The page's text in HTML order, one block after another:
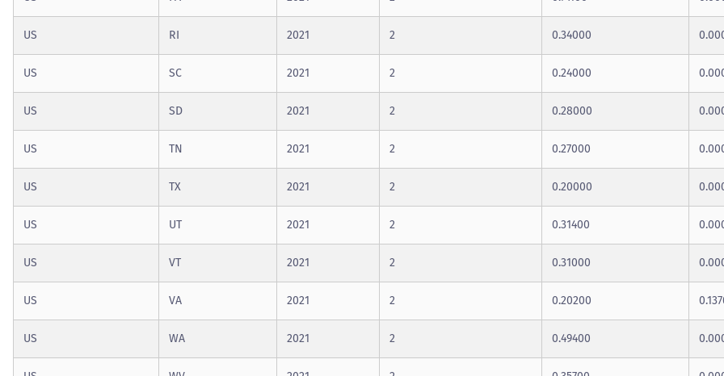
US RI 2021 2 0.34000
US SC 2021 2 0.24000
US SD 2021 2 0.28000
US TN 2021 2 0.27000
US TX 2021 2 0.20000
US UT 2021 2 0.31400
US VT 2021 2 0.31000
US VA 2021 2 0.20200
US WA 2021 2 0.49400